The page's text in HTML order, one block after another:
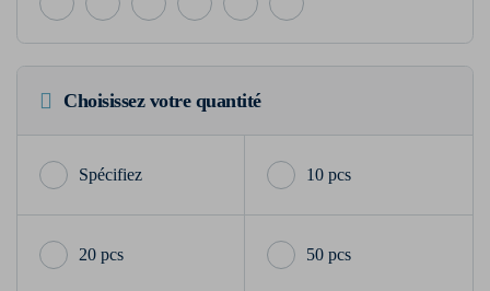
Choisissez votre quantité
10 pcs
20 pcs 50 pcs